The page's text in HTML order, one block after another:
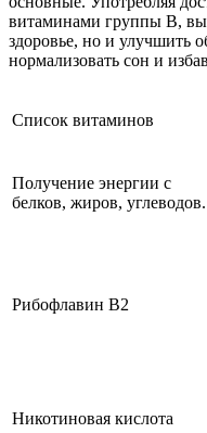
витаминами группы В, вы
здоровье, но и улучшить
нормализовать сон и
Список витаминов
Получение энергии с
белков, жиров, углеводов.
Рибофлавин В2
Никотиновая кислота